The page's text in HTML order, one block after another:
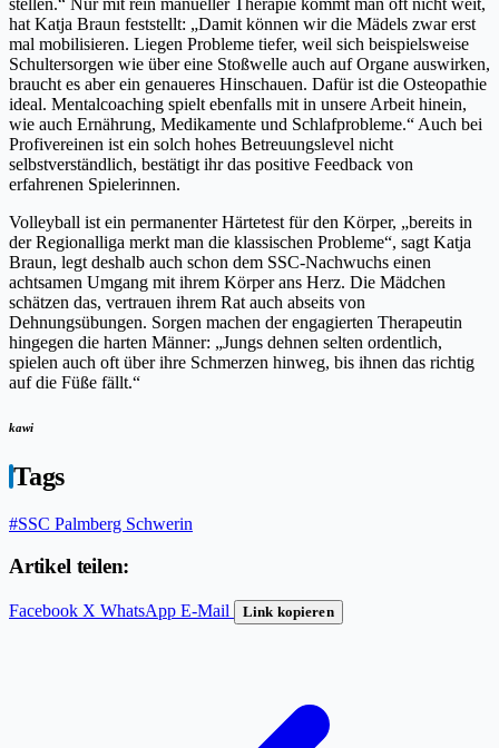
hat Katja Braun feststellt: „Damit können wir die Mädels zwar erst
mal mobilisieren. Liegen Probleme tiefer, weil sich beispielsweise
Schultersorgen wie über eine Stoßwelle auch auf Organe auswirken,
braucht es aber ein genaueres Hinschauen. Dafür ist die Osteopathie
ideal. Mentalcoaching spielt ebenfalls mit in unsere Arbeit hinein,
wie auch Ernährung, Medikamente und Schlafprobleme.“ Auch bei
Profivereinen ist ein solch hohes Betreuungslevel nicht
selbstverständlich, bestätigt ihr das positive Feedback von
erfahrenen Spielerinnen.
Volleyball ist ein permanenter Härtetest für den Körper, „bereits in
der Regionalliga merkt man die klassischen Probleme“, sagt Katja
Braun, legt deshalb auch schon dem SSC-Nachwuchs einen
achtsamen Umgang mit ihrem Körper ans Herz. Die Mädchen
schätzen das, vertrauen ihrem Rat auch abseits von
Dehnungsübungen. Sorgen machen der engagierten Therapeutin
hingegen die harten Männer: „Jungs dehnen selten ordentlich,
spielen auch oft über ihre Schmerzen hinweg, bis ihnen das richtig
auf die Füße fällt.“
kawi
Tags
#SSC Palmberg Schwerin
Artikel teilen:
Facebook X WhatsApp E-Mail Link kopieren